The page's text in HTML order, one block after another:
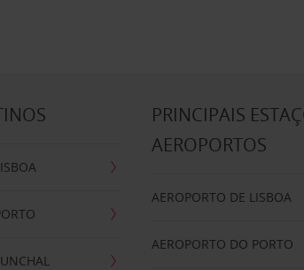
PRINCIPAIS
AEROPORTOS
AEROPORTO DE LISBOA
AEROPORTO DO PORTO